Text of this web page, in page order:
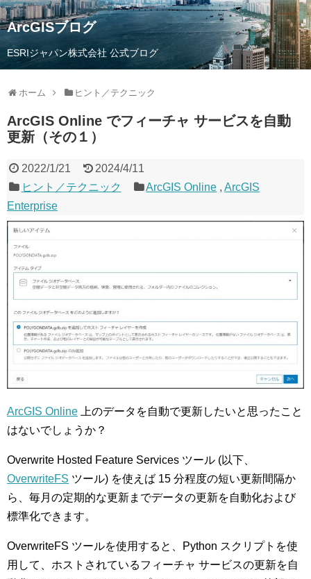
ArcGISブログ
ESRIジャパン株式会社 公式ブログ
ホーム ヒント／テクニック
ArcGIS Online でフィーチャ サービスを自動
更新（その１）
2022/1/21
2024/4/11
ヒント／テクニック
ArcGIS Online ,ArcGIS
Enterprise
ArcGIS Online 上のデータを自動で更新したいと思ったこと
はないでしょうか？
Overwrite Hosted Feature Services ツール (以下、
OverwriteFS ツール) を使えば 15 分程度の短い更新間隔か
ら、毎月の定期的な更新までデータの更新を自動化および
標準化できます。
OverwriteFS ツールを使用すると、Python スクリプトを使
用して、ホストされているフィーチャ サービスの更新を自